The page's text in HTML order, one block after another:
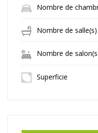
Nombre de
Nombre de
Nombre de
Superficie